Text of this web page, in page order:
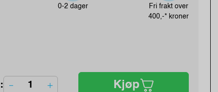
0-2 dager
Fri frakt over
400,-* kroner
Kjøp